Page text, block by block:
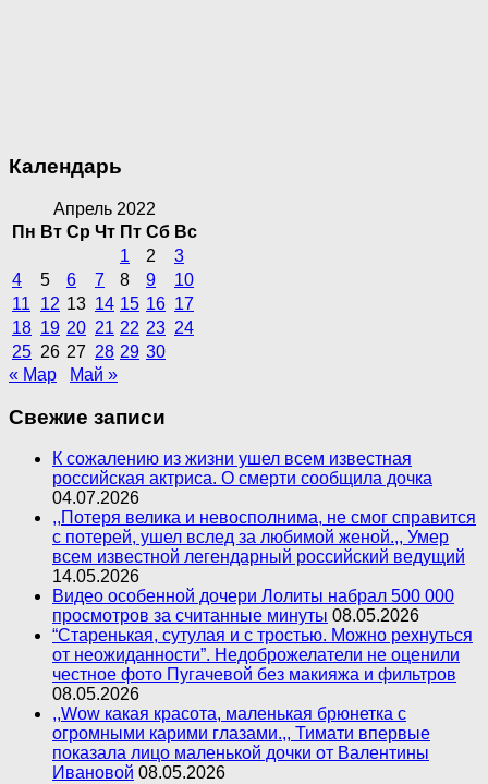
Календарь
Апрель 2022
Пн Вт Ср Чт Пт Сб Вс
1
2
3
4
5 6 7 8 9
10
11
12 13 14 15 16 17
18 19 20 21 22 23 24
25 26 27 28 29 30
« Мар
Май »
Свежие записи
К сожалению из жизни ушел всем известная
российская актриса. О смерти сообщила дочка
04.07.2026
,,Потеря велика и невосполнима, не смог справится
с потерей, ушел вслед за любимой женой.,, Умер
всем известной легендарный российский ведущий
14.05.2026
Видео особенной дочери Лолиты набрал 500 000
просмотров за считанные минуты 08.05.2026
“Старенькая, сутулая и с тростью. Можно рехнуться
от неожиданности”. Недоброжелатели не оценили
честное фото Пугачевой без макияжа и фильтров
08.05.2026
,,Wow какая красота, маленькая брюнетка с
огромными карими глазами.,, Тимати впервые
показала лицо маленькой дочки от Валентины
Ивановой 08.05.2026